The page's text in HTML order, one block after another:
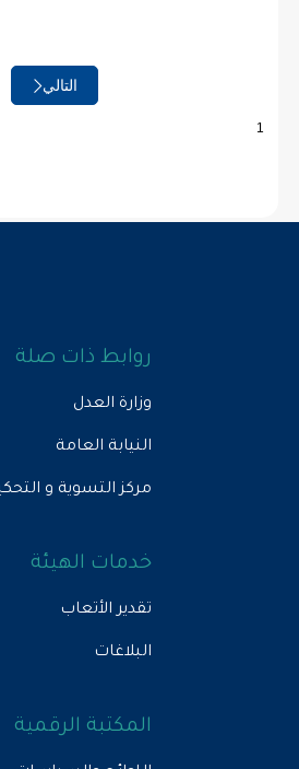
التالي
روابط ذات صلة
وزارة العدل
النيابة العامة
مركز التسوية و التحكيم
خدمات الهيئة
تقدير الأتعاب
البلاغات
المكتبة الرقمية